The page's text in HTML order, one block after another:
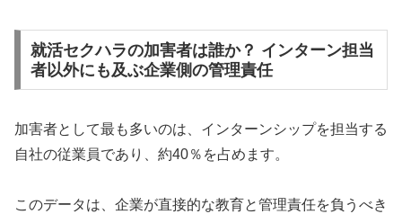
就活セクハラの加害者は誰か？ インターン担当
者以外にも及ぶ企業側の管理責任
加害者として最も多いのは、インターンシップを担当する
自社の従業員であり、約40％を占めます。
このデータは、企業が直接的な教育と管理責任を負うべき